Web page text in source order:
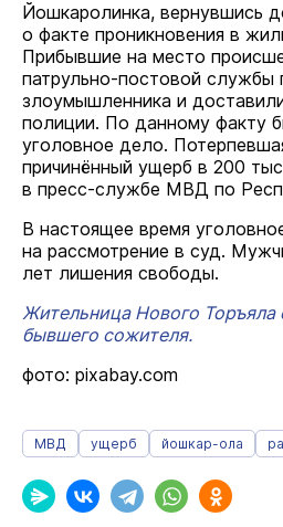
Йошкаролинка, вернувшись
о факте проникновения в
Прибывшие на место
патрульно-постовой службы
злоумышленника и
полиции. По данному факту
уголовное дело.
причинённый ущерб в 200
в пресс-службе МВД по
В настоящее время
на рассмотрение в суд.
лет лишения свободы.
Жительница Нового
бывшего сожителя.
фото: pixabay.com
МВД ущерб йошкар-ола